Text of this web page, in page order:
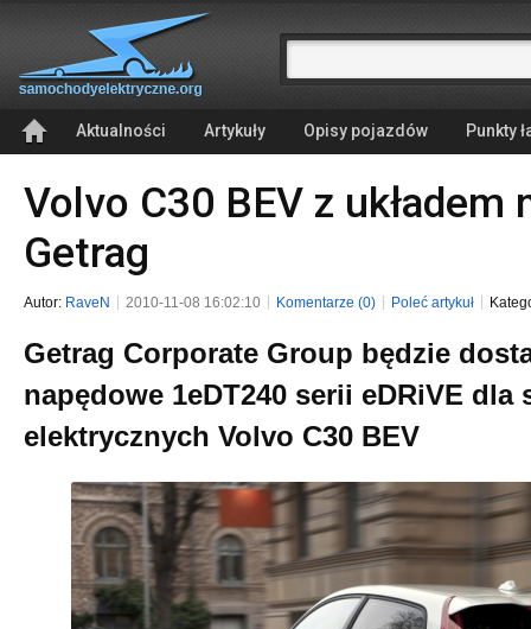
Aktualności Artykuły Opisy pojazdów Punkty
Volvo C30 BEV z układem
Getrag
Autor: RaveN 2010-11-08 16:02:10 Komentarze (0) Poleć artykuł
Getrag Corporate Group będzie
napędowe 1eDT240 serii eDRiVE dla
elektrycznych Volvo C30 BEV